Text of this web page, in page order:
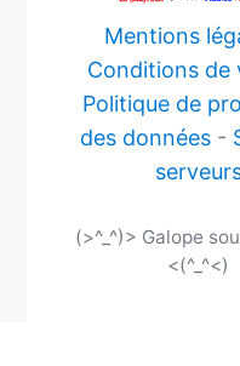
Mentions
Conditions de
Politique de
des données -
(>^_^)> Galope
<(^_^<)